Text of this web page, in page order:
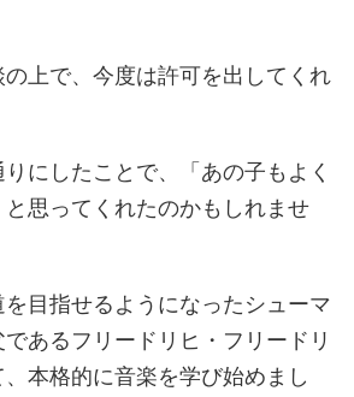
上で、今度は許可を出してくれ
にしたことで、「あの子もよく
思ってくれたのかもしれませ
目指せるようになったシューマ
あるフリードリヒ・フリードリ
本格的に音楽を学び始めまし